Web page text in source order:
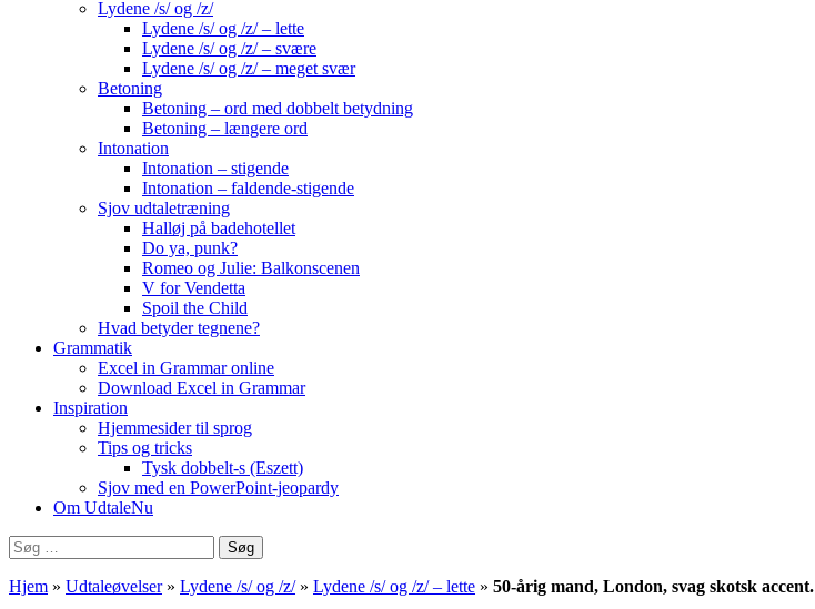
Lydene /s/ og /z/
Lydene /s/ og /z/ – lette
Lydene /s/ og /z/ – svære
Lydene /s/ og /z/ – meget svær
Betoning
Betoning – ord med dobbelt betydning
Betoning – længere ord
Intonation
Intonation – stigende
Intonation – faldende-stigende
Sjov udtaletræning
Halløj på badehotellet
Do ya, punk?
Romeo og Julie: Balkonscenen
V for Vendetta
Spoil the Child
Hvad betyder tegnene?
Grammatik
Excel in Grammar online
Download Excel in Grammar
Inspiration
Hjemmesider til sprog
Tips og tricks
Tysk dobbelt-s (Eszett)
Sjov med en PowerPoint-jeopardy
Om UdtaleNu
Søg
efter:
Hjem » Udtaleøvelser» Lydene /s/ og /z/» Lydene /s/ og /z/ – lette » 50-årig mand, London, svag skotsk accent.